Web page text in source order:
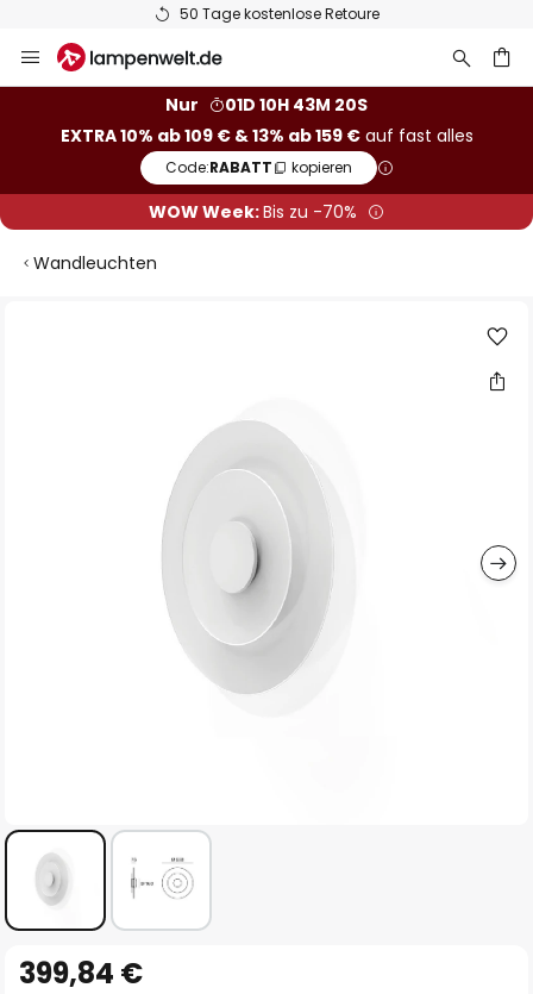
50 Tage kostenlose Retoure
Inhalt
Nur
01D 10H 43M 20S
EXTRA 10% ab 109 € & 13% ab 159 €auf fast alles
Code:RABATT kopieren
WOW Week:Bis zu -70%
Wandleuchten
Anfang
399,84 €